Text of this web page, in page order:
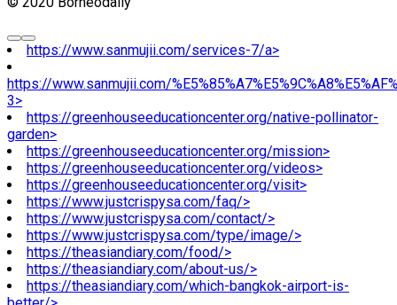
https://www.sanmujii.com/services-7/a>
https://www.sanmujii.com/
3>
https://greenhouseeducationcenter.org/native-pollinator-
garden>
https://greenhouseeducationcenter.org/mission>
https://greenhouseeducationcenter.org/videos>
https://greenhouseeducationcenter.org/visit>
https://www.justcrispysa.com/faq/>
https://www.justcrispysa.com/contact/>
https://www.justcrispysa.com/type/image/>
https://theasiandiary.com/food/>
https://theasiandiary.com/about-us/>
https://theasiandiary.com/which-bangkok-airport-is-